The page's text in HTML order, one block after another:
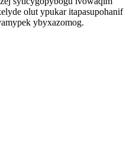
olut ypukar itapasupohanif
ybyxazomog.